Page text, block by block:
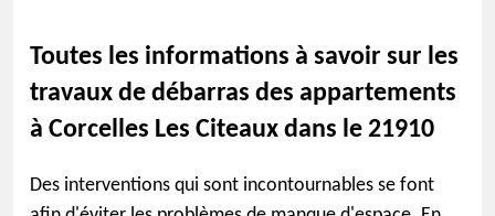
Toutes les informations à savoir sur les
travaux de débarras des appartements
à Corcelles Les Citeaux dans le 21910
Des interventions qui sont incontournables se font